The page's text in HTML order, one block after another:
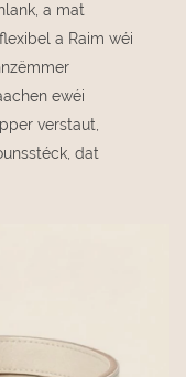
a mat
a Raim wéi
ewéi
verstaut,
dat